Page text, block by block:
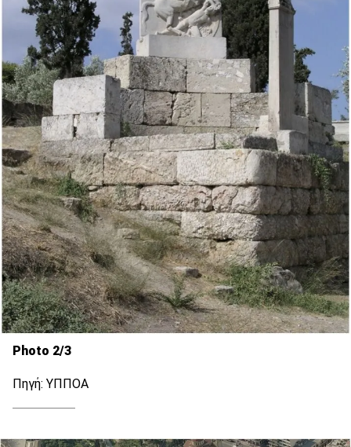
Photo 2/3
Πηγή: ΥΠΠΟΑ